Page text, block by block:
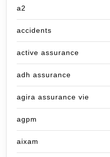
a2
accidents
active assurance
adh assurance
agira assurance vie
agpm
aixam